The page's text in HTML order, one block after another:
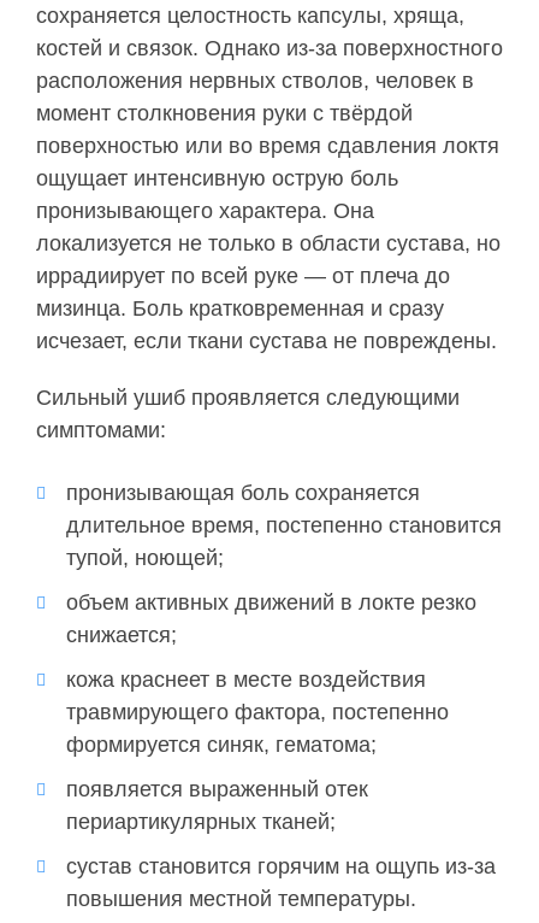
сохраняется целостность капсулы, хряща,
костей и связок. Однако из-за поверхностного
расположения нервных стволов, человек в
момент столкновения руки с твёрдой
поверхностью или во время сдавления локтя
ощущает интенсивную острую боль
пронизывающего характера. Она
локализуется не только в области сустава, но
иррадиирует по всей руке — от плеча до
мизинца. Боль кратковременная и сразу
исчезает, если ткани сустава не повреждены.
Сильный ушиб проявляется следующими
симптомами:
пронизывающая боль сохраняется
длительное время, постепенно становится
тупой, ноющей;
объем активных движений в локте резко
снижается;
кожа краснеет в месте воздействия
травмирующего фактора, постепенно
формируется синяк, гематома;
появляется выраженный отек
периартикулярных тканей;
сустав становится горячим на ощупь из-за
повышения местной температуры.